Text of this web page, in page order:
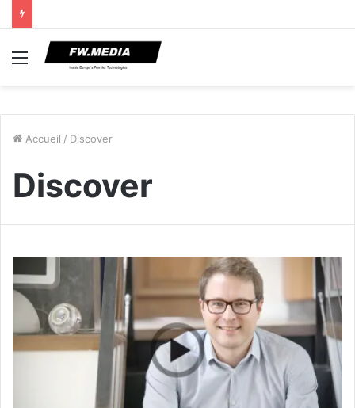
Menu
Accueil / Discover
Discover